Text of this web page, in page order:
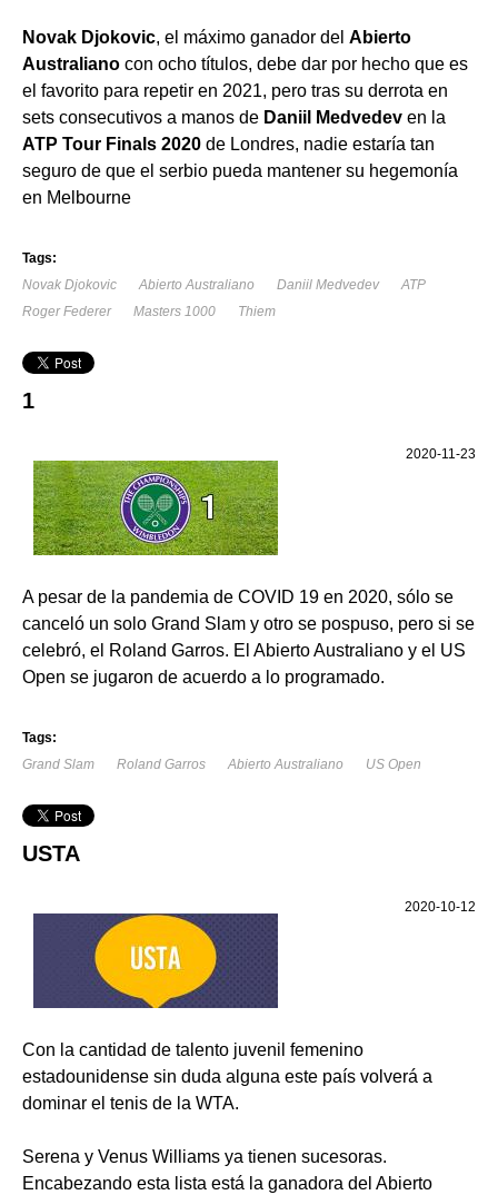
Novak Djokovic, el máximo ganador del Abierto
Australiano con ocho títulos, debe dar por hecho que es
el favorito para repetir en 2021, pero tras su derrota en
sets consecutivos a manos de Daniil Medvedev en la
ATP Tour Finals 2020 de Londres, nadie estaría tan
seguro de que el serbio pueda mantener su hegemonía
en Melbourne
Tags:
Novak Djokovic
Abierto Australiano Daniil Medvedev
ATP
Roger Federer
Masters 1000 Thiem
1
2020-11-23
A pesar de la pandemia de COVID 19 en 2020, sólo se
canceló un solo Grand Slam y otro se pospuso, pero si se
celebró, el Roland Garros. El Abierto Australiano y el US
Open se jugaron de acuerdo a lo programado.
Tags:
Grand Slam
Roland Garros Abierto Australiano US Open
USTA
2020-10-12
Con la cantidad de talento juvenil femenino
estadounidense sin duda alguna este país volverá a
dominar el tenis de la WTA.
Serena y Venus Williams ya tienen sucesoras.
Encabezando esta lista está la ganadora del Abierto